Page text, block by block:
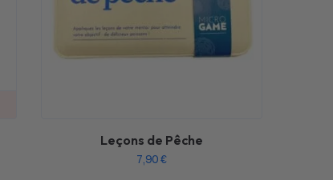
Leçons de Pêche
7,90€